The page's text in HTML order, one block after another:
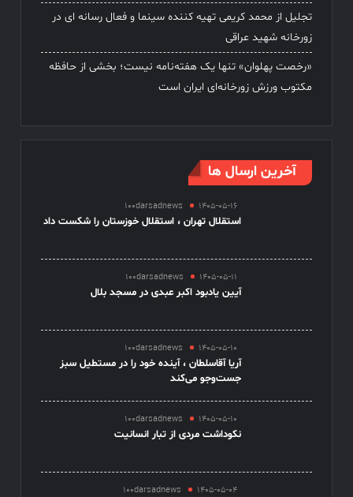
تجلیل از محمد کریمی تهیه کننده سینما و فعال رسانه ای در
زورخانه شهید عراقی
«رخصت پهلوان» تنها یک هفته‌نامه نیست؛ بخشی از حافظه
مکتوب ورزش زورخانه‌ای ایران است
آخرین ارسال ها
100darsadnews 1405-05-16
استقلال تهران ، استقلال خوزستان را شکست داد
100darsadnews 1405-05-11
آیین یادبود اکبر عبدی در مسجد بلال
100darsadnews 1405-05-10
آریا آقاسلطان ، آینده خود را در مستطیل سبز
جست‌وجو می‌کند
100darsadnews 1405-05-10
نکوداشت مردی از تبار انسانیت
100darsadnews 1405-05-04